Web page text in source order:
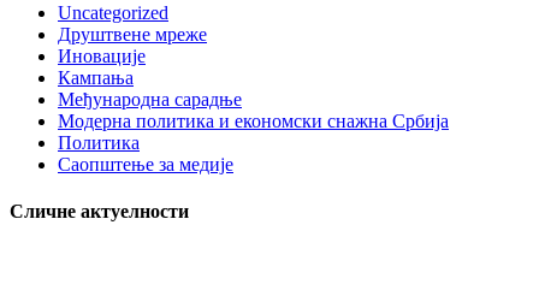
Uncategorized
Друштвене мреже
Иновације
Кампања
Међународна сарадње
Модерна политика и економски снажна Србија
Политика
Саопштење за медије
Сличне актуелности